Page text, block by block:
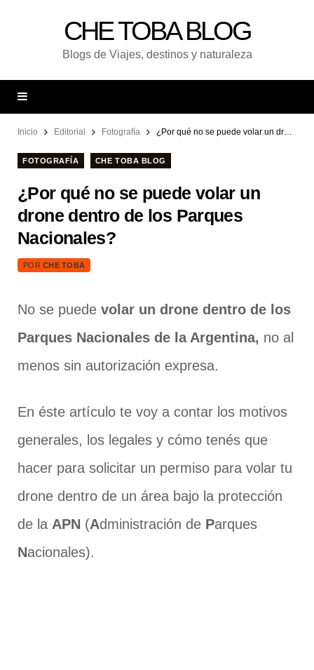
CHE TOBA BLOG
Blogs de Viajes, destinos y naturaleza
Inicio Editorial Fotografía ¿Por qué no se puede volar un drone dentro de los Parques Nacionales?
FOTOGRAFÍA CHE TOBA BLOG
¿Por qué no se puede volar un
drone dentro de los Parques
Nacionales?
POR CHE TOBA
No se puede volar un drone dentro de los
Parques Nacionales de la Argentina, no al
menos sin autorización expresa.
En éste artículo te voy a contar los motivos
generales, los legales y cómo tenés que
hacer para solicitar un permiso para volar tu
drone dentro de un área bajo la protección
de la APN (Administración de Parques
Nacionales).